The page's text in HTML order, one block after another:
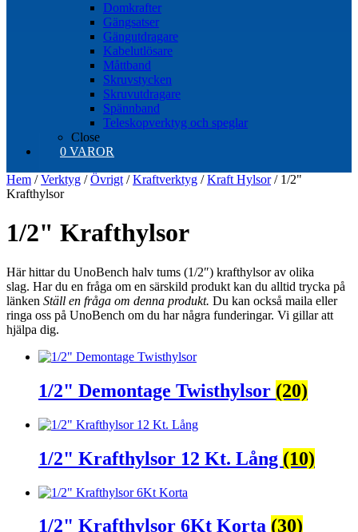
Domkrafter
Gängsatser
Gängutdragare
Kabelutlösare
Måttband
Skruvstycken
Skruvutdragare
Spännband
Teleskopverktyg och speglar
Close
0 VAROR
Hem /Verktyg /Övrigt /Kraftverktyg /Kraft Hylsor/ 1/2"
Krafthylsor
1/2" Krafthylsor
Här hittar du UnoBench halv tums (1/2″) krafthylsor av olika
slag. Har du en fråga om en särskild produkt kan du alltid trycka på
länken Ställ en fråga om denna produkt. Du kan också maila eller
ringa oss på UnoBench om du har några funderingar. Vi gillar att
hjälpa dig.
1/2" Demontage Twisthylsor (20)
1/2" Krafthylsor 12 Kt. Lång (10)
1/2" Krafthylsor 6Kt Korta (30)